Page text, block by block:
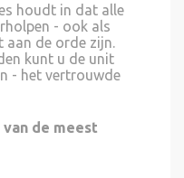
houdt in dat alle
- ook als
aan de orde zijn.
kunt u de unit
- het vertrouwde
de meest